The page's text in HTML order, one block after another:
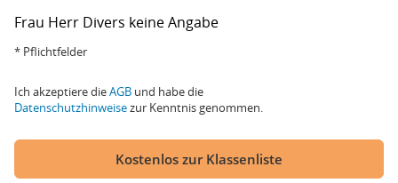
Frau Herr Divers keine Angabe
* Pflichtfelder
Ich akzeptiere dieAGB und habe die
Datenschutzhinweisezur Kenntnis genommen.
Kostenlos zur Klassenliste